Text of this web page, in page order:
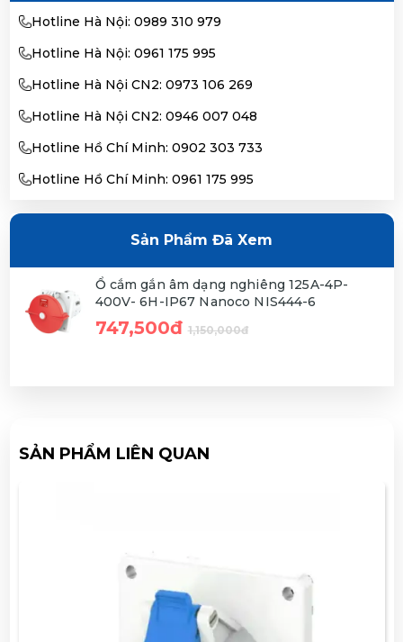
Hotline Hà Nội: 0989 310 979
Hotline Hà Nội: 0961 175 995
Hotline Hà Nội CN2: 0973 106 269
Hotline Hà Nội CN2: 0946 007 048
Hotline Hồ Chí Minh: 0902 303 733
Hotline Hồ Chí Minh: 0961 175 995
Sản Phẩm Đã Xem
Ổ cắm gắn âm dạng nghiêng 125A-4P-
400V- 6H-IP67 Nanoco NIS444-6
747,500đ 1,150,000đ
SẢN PHẨM LIÊN QUAN